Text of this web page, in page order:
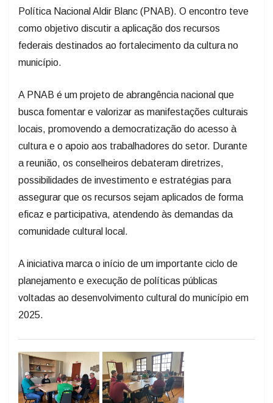
Política Nacional Aldir Blanc (PNAB). O encontro teve
como objetivo discutir a aplicação dos recursos
federais destinados ao fortalecimento da cultura no
município.
A PNAB é um projeto de abrangência nacional que
busca fomentar e valorizar as manifestações culturais
locais, promovendo a democratização do acesso à
cultura e o apoio aos trabalhadores do setor. Durante
a reunião, os conselheiros debateram diretrizes,
possibilidades de investimento e estratégias para
assegurar que os recursos sejam aplicados de forma
eficaz e participativa, atendendo às demandas da
comunidade cultural local.
A iniciativa marca o início de um importante ciclo de
planejamento e execução de políticas públicas
voltadas ao desenvolvimento cultural do município em
2025.